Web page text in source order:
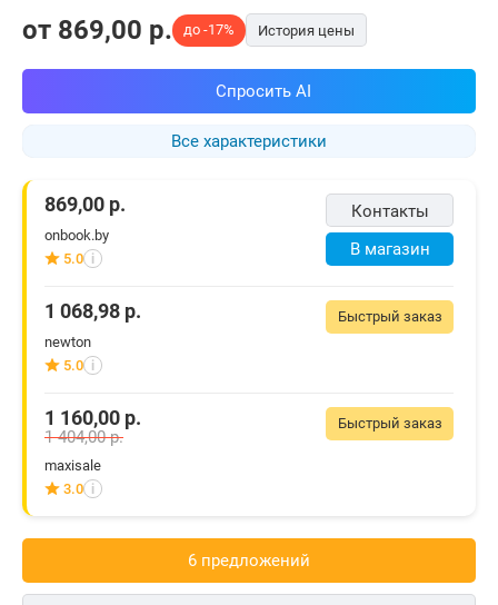
Все характеристики
от 869,00 p. до -17% История цены
Спросить AI
Контакты
В магазин
869,00 р.
onbook.by
5.0 i
Быстрый заказ
1 068,98 р.
newton
5.0 i
Быстрый заказ
1 160,00 р.
1 404,00р.
maxisale
3.0 i
6 предложений